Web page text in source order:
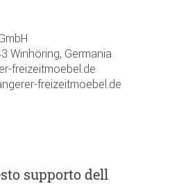
Winhöring, Germania
freizeitmoebel.de
freizeitmoebel.de
supporto dell